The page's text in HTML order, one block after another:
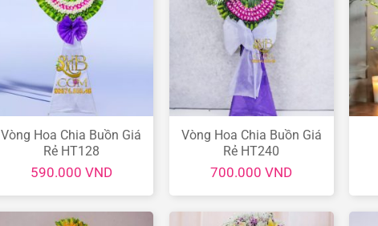
Vòng Hoa Chia Buồn Giá
Rẻ HT128
590.000 VND
Vòng Hoa Chia Buồn Giá
Rẻ HT240
700.000VND